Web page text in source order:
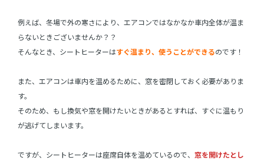
例えば、冬場で外の寒さにより、エアコンではなかなか車内全体が温ま
らないときございませんか？？
そんなとき、シートヒーターはすぐ温まり、使うことができるのです！
また、エアコンは車内を温めるために、窓を密閉しておく必要がありま
す。
そのため、もし換気や窓を開けたいときがあるとすれば、すぐに温もり
が逃げてしまいます。
ですが、シートヒーターは座席自体を温めているので、 窓を開けたとし